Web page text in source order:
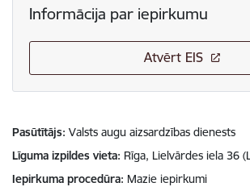
Informācija par iepirkumu
Atvērt EIS
Pasūtītājs Valsts augu aizsardzības dienests
Līguma izpildes vieta Rīga, Lielvārdes iela 36
Iepirkuma procedūra Mazie iepirkumi